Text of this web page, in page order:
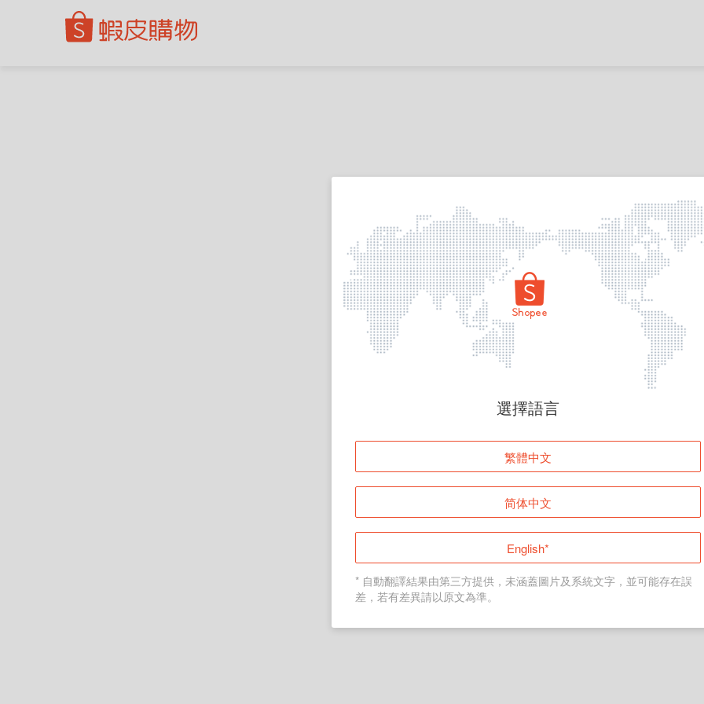
頁面無法顯示
登入
返回首頁
選擇語言
繁體中文
简体中文
English*
* 自動翻譯結果由第三方提供，未涵蓋圖片及系統文字，並可能存在誤
差，若有差異請以原文為準。